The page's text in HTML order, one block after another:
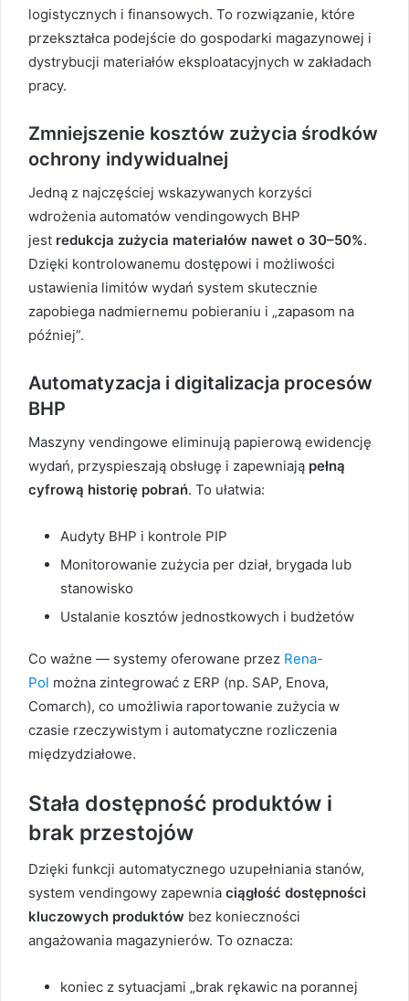
logistycznych i finansowych. To rozwiązanie, które
przekształca podejście do gospodarki magazynowej i
dystrybucji materiałów eksploatacyjnych w zakładach
pracy.
Zmniejszenie kosztów zużycia środków
ochrony indywidualnej
Jedną z najczęściej wskazywanych korzyści
wdrożenia automatów vendingowych BHP
jest redukcja zużycia materiałów nawet o 30–50%.
Dzięki kontrolowanemu dostępowi i możliwości
ustawienia limitów wydań system skutecznie
zapobiega nadmiernemu pobieraniu i „zapasom na
później”.
Automatyzacja i digitalizacja procesów
BHP
Maszyny vendingowe eliminują papierową ewidencję
wydań, przyspieszają obsługę i zapewniają pełną
cyfrową historię pobrań. To ułatwia:
Audyty BHP i kontrole PIP
Monitorowanie zużycia per dział, brygada lub
stanowisko
Ustalanie kosztów jednostkowych i budżetów
Co ważne — systemy oferowane przez Rena-
Pol można zintegrować z ERP (np. SAP, Enova,
Comarch), co umożliwia raportowanie zużycia w
czasie rzeczywistym i automatyczne rozliczenia
międzydziałowe.
Stała dostępność produktów i
brak przestojów
Dzięki funkcji automatycznego uzupełniania stanów,
system vendingowy zapewnia ciągłość dostępności
kluczowych produktów bez konieczności
angażowania magazynierów. To oznacza:
koniec z sytuacjami „brak rękawic na porannej